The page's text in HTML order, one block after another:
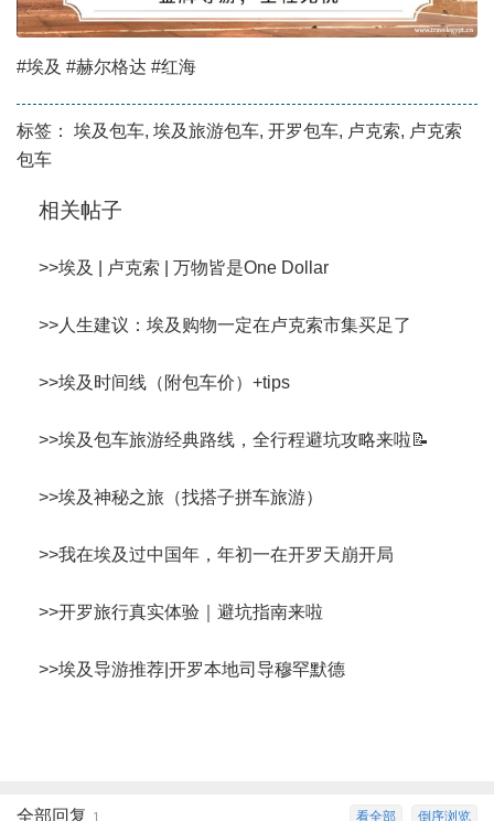
#埃及 #赫尔格达 #红海
标签： 埃及包车, 埃及旅游包车, 开罗包车, 卢克索, 卢克索
包车
相关帖子
>>埃及 | 卢克索 | 万物皆是One Dollar
>> 人生建议：埃及购物一定在卢克索市集买足了
>>埃及时间线（附包车价）+tips
>>埃及包车旅游经典路线，全行程避坑攻略来啦📝
>>埃及神秘之旅（找搭子拼车旅游）
>>我在埃及过中国年，年初一在开罗天崩开局
>>开罗旅行真实体验｜避坑指南来啦
>>埃及导游推荐|开罗本地司导穆罕默德
倒序浏览
看全部
全部回复